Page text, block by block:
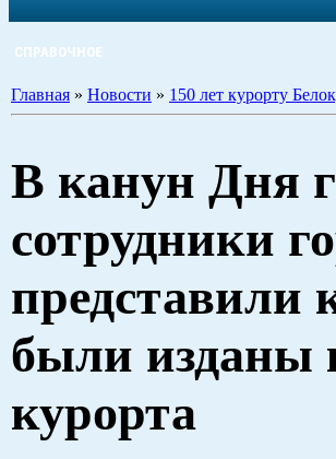
СПРАВОЧНОЕ
Главная » Новости » 150 лет курорту
В канун Дня
сотрудники
представили
были изданы
курорта